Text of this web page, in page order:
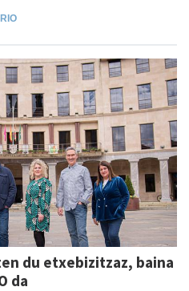
du etxebizitzaz, baina
da